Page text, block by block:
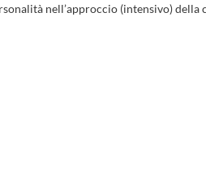
nell’approccio (intensivo) della